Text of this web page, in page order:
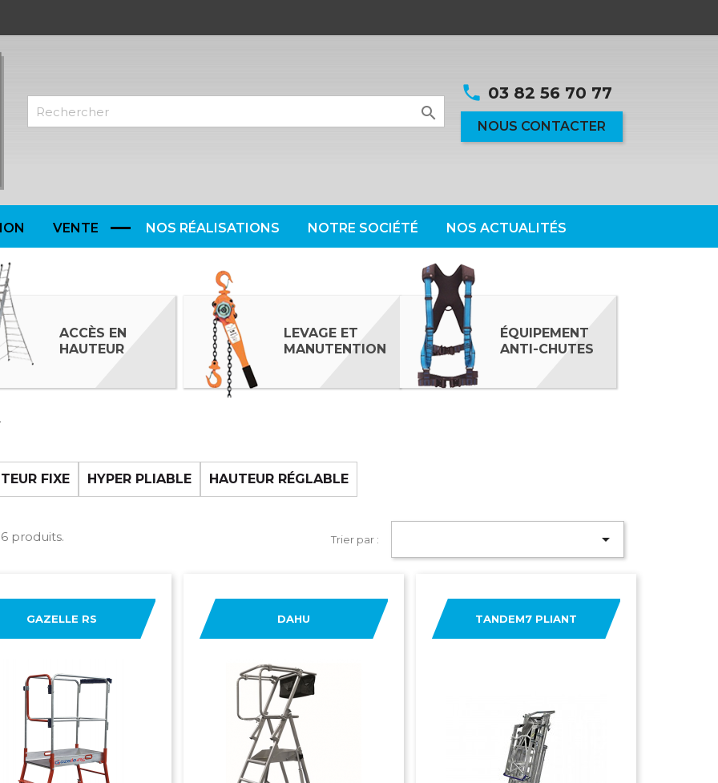

phone 03 82 56 70 77
NOUS CONTACTER
VENTE NOS RÉALISATIONS NOTRE SOCIÉTÉ NOS ACTUALITÉS
ACCÈS EN
HAUTEUR
LEVAGE ET
MANUTENTION
ÉQUIPEMENT
ANTI-CHUTES
FIXE HYPER PLIABLE HAUTEUR RÉGLABLE
produits. Trier par : 
GAZELLE RS DAHU TANDEM7 PLIANT